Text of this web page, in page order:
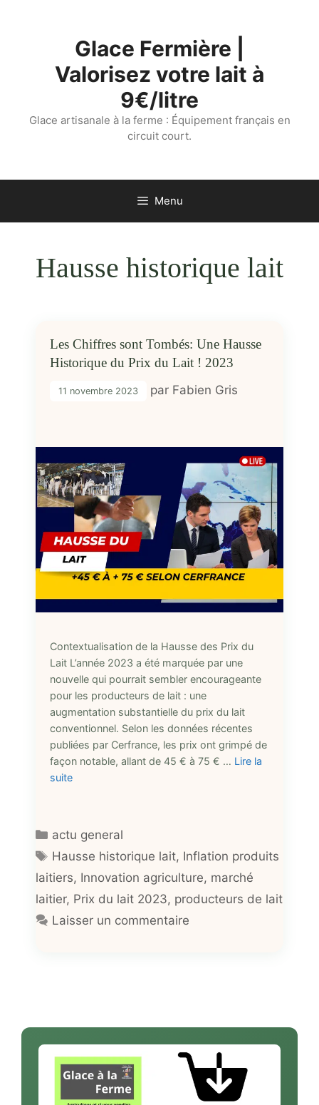
Glace Fermière |
Valorisez votre lait à
9€/litre
Glace artisanale à la ferme : Équipement français en
circuit court.
Menu
Hausse historique lait
Les Chiffres sont Tombés: Une Hausse
Historique du Prix du Lait ! 2023
11 novembre 2023 par Fabien Gris
Contextualisation de la Hausse des Prix du
Lait L’année 2023 a été marquée par une
nouvelle qui pourrait sembler encourageante
pour les producteurs de lait : une
augmentation substantielle du prix du lait
conventionnel. Selon les données récentes
publiées par Cerfrance, les prix ont grimpé de
façon notable, allant de 45 € à 75 € … Lire la
suite
Catégories
actu general
Étiquettes
Hausse historique lait, Inflation produits
laitiers, Innovation agriculture, marché
laitier, Prix du lait 2023, producteurs de lait
Laisser un commentaire